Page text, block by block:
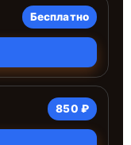
Бесплатно
850 ₽